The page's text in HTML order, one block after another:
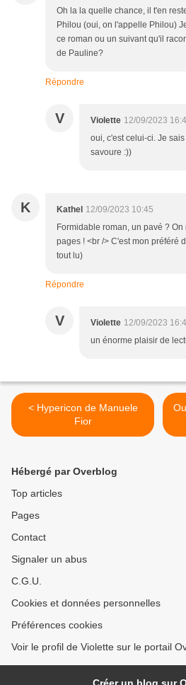
Oh la la quelle chance, il t'en
Philou (oui, on l'appelle Philou)
ce roman ou un suivant qu'il
de Pauline?
Répondre
V Violette 12/09/2023
oui, c'est celui-ci. Je
savoure :))
K Kathel 12/09/2023 10:45
Formidable roman, un pavé ?
pages ! <br /> C'est mon préféré
tout lu)
Répondre
V Violette 12/09/2023
un énorme plaisir de
< Hypericon de Manuele
Fior
Hébergé par Overblog
Top articles
Pages
Contact
Signaler un abus
C.G.U.
Cookies et données personnelles
Préférences cookies
Voir le profil de Violette sur le portail